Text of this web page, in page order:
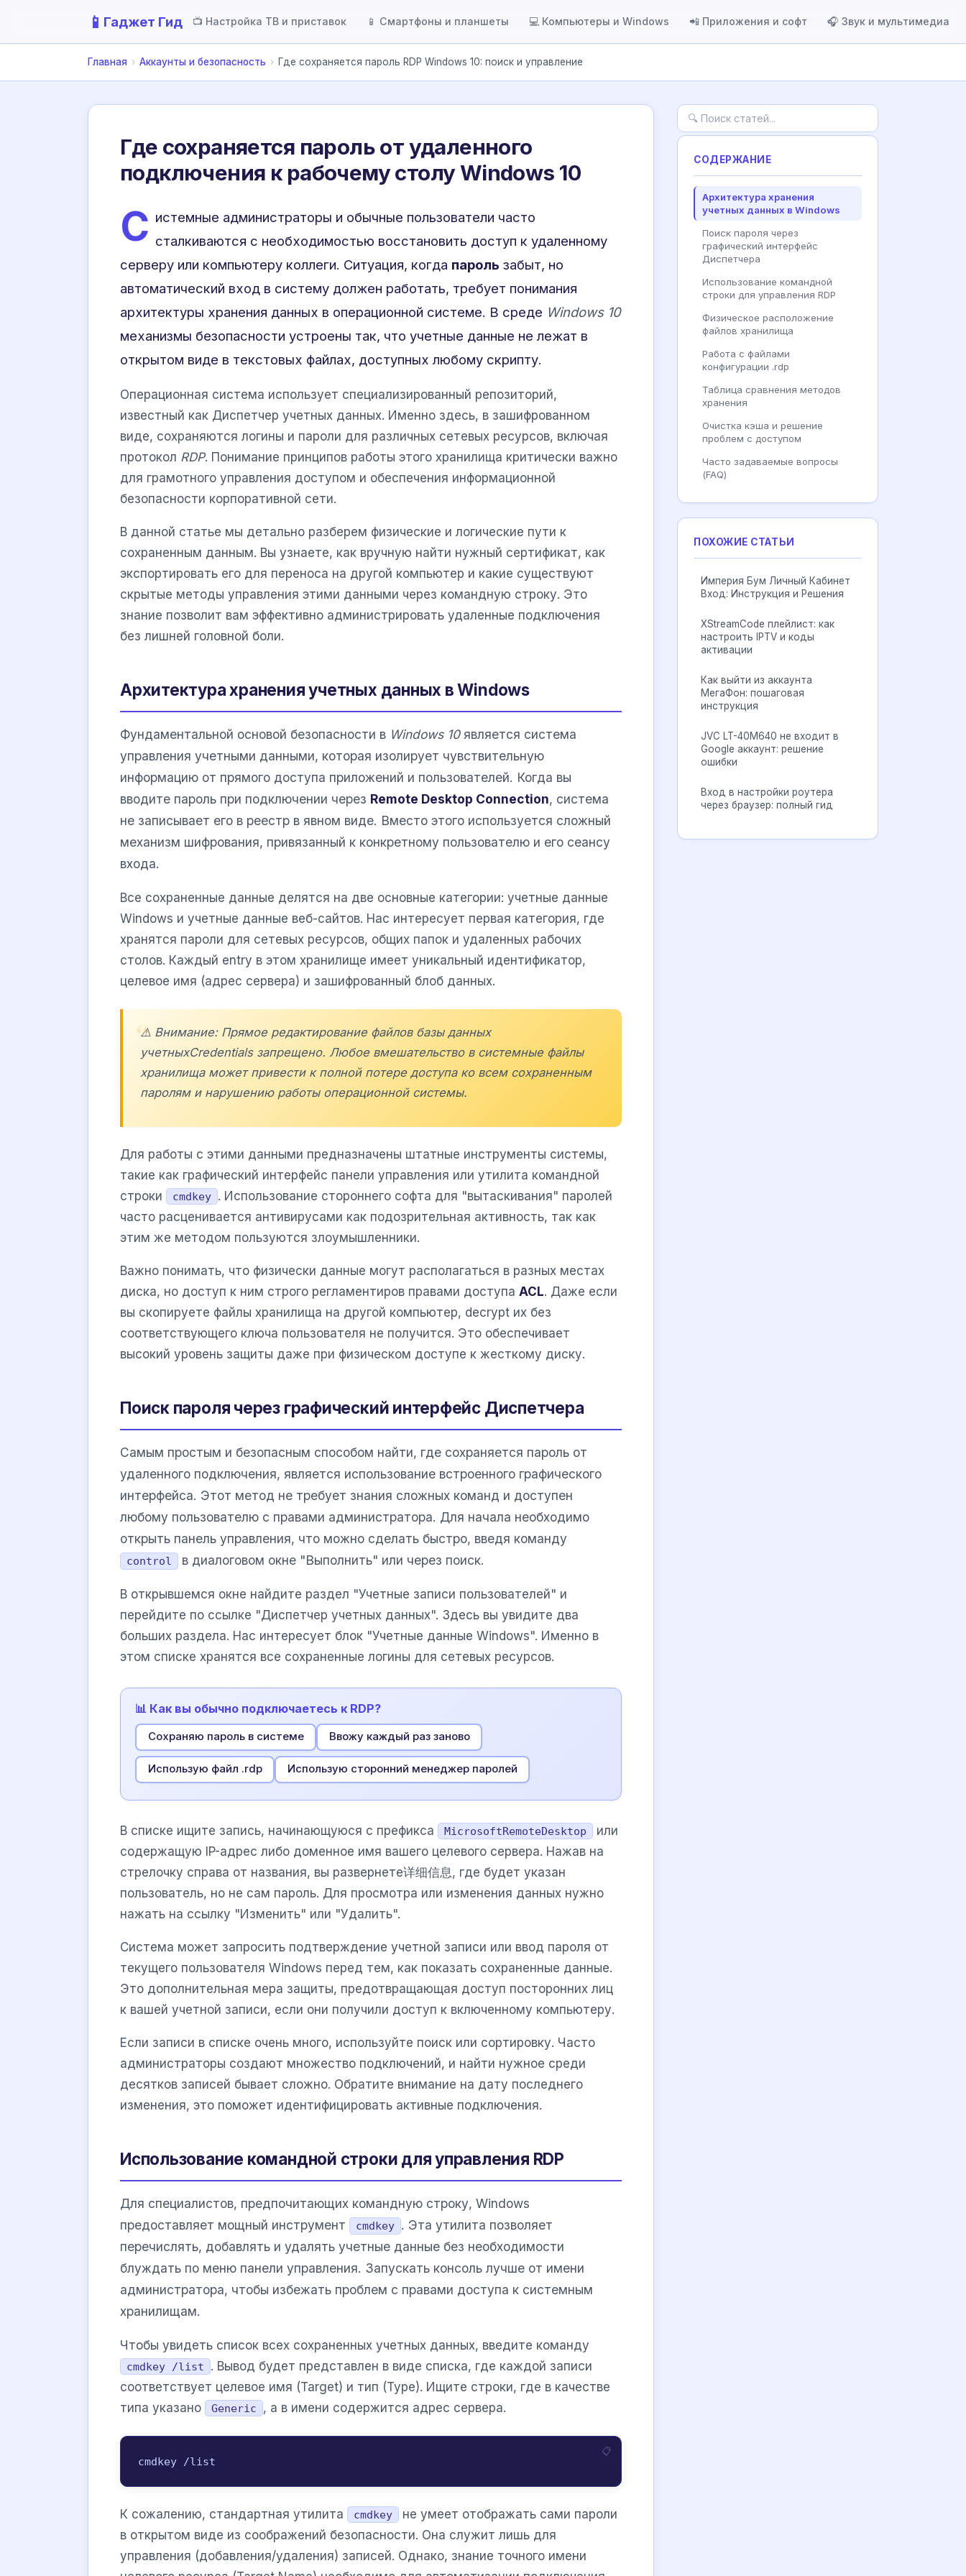
📱 Гаджет Гид 📺 Настройка ТВ и приставок 📱 Смартфоны и планшеты 💻 Компьютеры и Windows 📲 Приложения и софт 🎧 Звук и мультимедиа
Главная › Аккаунты и безопасность › Где сохраняется пароль RDP Windows 10: поиск и управление
Где сохраняется пароль от удаленного
подключения к рабочему столу Windows 10
С истемные администраторы и обычные пользователи часто
сталкиваются с необходимостью восстановить доступ к удаленному
серверу или компьютеру коллеги. Ситуация, когда пароль забыт, но
автоматический вход в систему должен работать, требует понимания
архитектуры хранения данных в операционной системе. В среде Windows 10
механизмы безопасности устроены так, что учетные данные не лежат в
открытом виде в текстовых файлах, доступных любому скрипту.
Операционная система использует специализированный репозиторий,
известный как Диспетчер учетных данных. Именно здесь, в зашифрованном
виде, сохраняются логины и пароли для различных сетевых ресурсов, включая
протокол RDP. Понимание принципов работы этого хранилища критически важно
для грамотного управления доступом и обеспечения информационной
безопасности корпоративной сети.
В данной статье мы детально разберем физические и логические пути к
сохраненным данным. Вы узнаете, как вручную найти нужный сертификат, как
экспортировать его для переноса на другой компьютер и какие существуют
скрытые методы управления этими данными через командную строку. Это
знание позволит вам эффективно администрировать удаленные подключения
без лишней головной боли.
Архитектура хранения учетных данных в Windows
Фундаментальной основой безопасности в Windows 10является система
управления учетными данными, которая изолирует чувствительную
информацию от прямого доступа приложений и пользователей. Когда вы
вводите пароль при подключении через Remote Desktop Connection, система
не записывает его в реестр в явном виде. Вместо этого используется сложный
механизм шифрования, привязанный к конкретному пользователю и его сеансу
входа.
Все сохраненные данные делятся на две основные категории: учетные данные
Windows и учетные данные веб-сайтов. Нас интересует первая категория, где
хранятся пароли для сетевых ресурсов, общих папок и удаленных рабочих
столов. Каждый entry в этом хранилище имеет уникальный идентификатор,
целевое имя (адрес сервера) и зашифрованный блоб данных.
⚠️ Внимание: Прямое редактирование файлов базы данных
учетныхCredentials запрещено. Любое вмешательство в системные файлы
хранилища может привести к полной потере доступа ко всем сохраненным
паролям и нарушению работы операционной системы.
Для работы с этими данными предназначены штатные инструменты системы,
такие как графический интерфейс панели управления или утилита командной
строки
cmdkey . Использование стороннего софта для "вытаскивания" паролей
часто расценивается антивирусами как подозрительная активность, так как
этим же методом пользуются злоумышленники.
Важно понимать, что физически данные могут располагаться в разных местах
диска, но доступ к ним строго регламентиров правами доступа ACL. Даже если
вы скопируете файлы хранилища на другой компьютер, decrypt их без
соответствующего ключа пользователя не получится. Это обеспечивает
высокий уровень защиты даже при физическом доступе к жесткому диску.
Поиск пароля через графический интерфейс Диспетчера
Самым простым и безопасным способом найти, где сохраняется пароль от
удаленного подключения, является использование встроенного графического
интерфейса. Этот метод не требует знания сложных команд и доступен
любому пользователю с правами администратора. Для начала необходимо
открыть панель управления, что можно сделать быстро, введя команду
control в диалоговом окне "Выполнить" или через поиск.
В открывшемся окне найдите раздел "Учетные записи пользователей" и
перейдите по ссылке "Диспетчер учетных данных". Здесь вы увидите два
больших раздела. Нас интересует блок "Учетные данные Windows". Именно в
этом списке хранятся все сохраненные логины для сетевых ресурсов.
📊 Как вы обычно подключаетесь к RDP?
Сохраняю пароль в системе Ввожу каждый раз заново
Использую файл .rdp Использую сторонний менеджер паролей
В списке ищите запись, начинающуюся с префикса MicrosoftRemoteDesktop
или
содержащую IP-адрес либо доменное имя вашего целевого сервера. Нажав на
стрелочку справа от названия, вы развернете详细信息, где будет указан
пользователь, но не сам пароль. Для просмотра или изменения данных нужно
нажать на ссылку "Изменить" или "Удалить".
Система может запросить подтверждение учетной записи или ввод пароля от
текущего пользователя Windows перед тем, как показать сохраненные данные.
Это дополнительная мера защиты, предотвращающая доступ посторонних лиц
к вашей учетной записи, если они получили доступ к включенному компьютеру.
Если записи в списке очень много, используйте поиск или сортировку. Часто
администраторы создают множество подключений, и найти нужное среди
десятков записей бывает сложно. Обратите внимание на дату последнего
изменения, это поможет идентифицировать активные подключения.
Использование командной строки для управления RDP
Для специалистов, предпочитающих командную строку, Windows
предоставляет мощный инструмент
cmdkey . Эта утилита позволяет
перечислять, добавлять и удалять учетные данные без необходимости
блуждать по меню панели управления. Запускать консоль лучше от имени
администратора, чтобы избежать проблем с правами доступа к системным
хранилищам.
Чтобы увидеть список всех сохраненных учетных данных, введите команду
cmdkey /list
. Вывод будет представлен в виде списка, где каждой записи
соответствует целевое имя (Target) и тип (Type). Ищите строки, где в качестве
типа указано
Generic , а в имени содержится адрес сервера.
cmdkey /list
К сожалению, стандартная утилита cmdkey
не умеет отображать сами пароли
в открытом виде из соображений безопасности. Она служит лишь для
управления (добавления/удаления) записей. Однако, знание точного имени
СОДЕРЖАНИЕ
Архитектура хранения
учетных данных в Windows
Поиск пароля через
графический интерфейс
Диспетчера
Использование командной
строки для управления RDP
Физическое расположение
файлов хранилища
Работа с файлами
конфигурации .rdp
Таблица сравнения методов
хранения
Очистка кэша и решение
проблем с доступом
Часто задаваемые вопросы
(FAQ)
ПОХОЖИЕ СТАТЬИ
Империя Бум Личный Кабинет
Вход: Инструкция и Решения
XStreamCode плейлист: как
настроить IPTV и коды
активации
Как выйти из аккаунта
МегаФон: пошаговая
инструкция
JVC LT-40M640 не входит в
Google аккаунт: решение
ошибки
Вход в настройки роутера
через браузер: полный гид